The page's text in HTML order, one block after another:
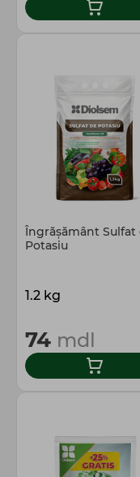
Îngrășământ Sulfat
Potasiu
1.2 kg
74 mdl